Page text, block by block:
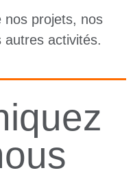
projets, nos
autres activités.